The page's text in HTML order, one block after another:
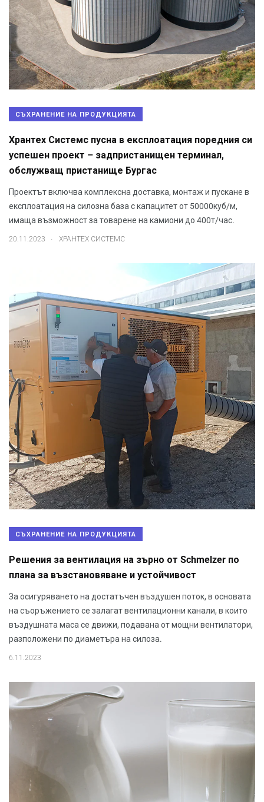
СЪХРАНЕНИЕ НА ПРОДУКЦИЯТА
Хрантех Системс пусна в експлоатация поредния си
успешен проект – задпристанищен терминал,
обслужващ пристанище Бургас
Проектът включва комплексна доставка, монтаж и пускане в
експлоатация на силозна база с капацитет от 50000куб/м,
имаща възможност за товарене на камиони до 400т/час.
20.11.2023 . ХРАНТЕХ СИСТЕМС
СЪХРАНЕНИЕ НА ПРОДУКЦИЯТА
Решения за вентилация на зърно от Schmelzer по
плана за възстановяване и устойчивост
За осигуряването на достатъчен въздушен поток, в основата
на съоръжението се залагат вентилационни канали, в които
въздушната маса се движи, подавана от мощни вентилатори,
разположени по диаметъра на силоза.
6.11.2023